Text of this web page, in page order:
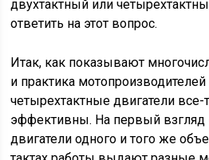
двухтактный или
ответить на этот вопрос.
Итак, как показывают
и практика
четырехтактные двигатели
эффективны. На первый взгляд
двигатели одного и того же